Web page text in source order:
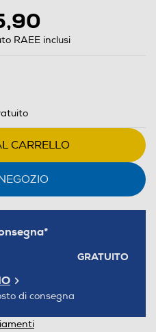
RAEE inclusi
CARRELLO
GRATUITO
di consegna